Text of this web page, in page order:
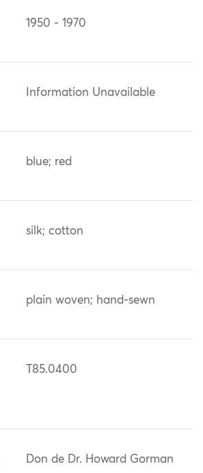
1950 - 1970
Information Unavailable
blue; red
silk; cotton
plain woven; hand-sewn
T85.0400
Don de Dr. Howard Gorman